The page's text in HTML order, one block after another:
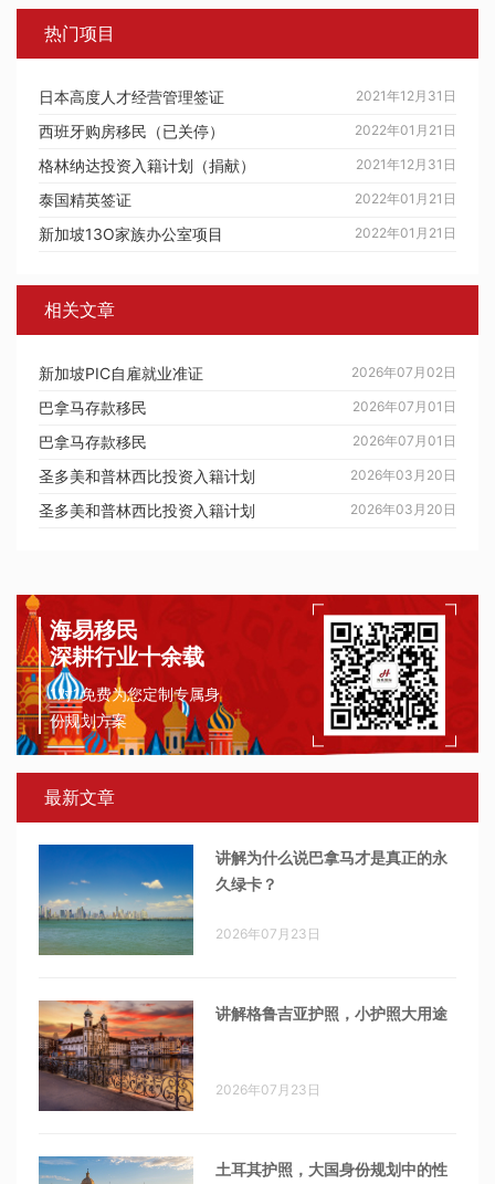
热门项目
2021年12月31日
日本高度人才经营管理签证
2022年01月21日
西班牙购房移民（已关停）
2021年12月31日
格林纳达投资入籍计划（捐献）
2022年01月21日
泰国精英签证
2022年01月21日
新加坡13O家族办公室项目
相关文章
2026年07月02日
新加坡PIC自雇就业准证
2026年07月01日
巴拿马存款移民
2026年07月01日
巴拿马存款移民
2026年03月20日
圣多美和普林西比投资入籍计划
2026年03月20日
圣多美和普林西比投资入籍计划
海易移民
深耕行业十余载
1对1免费为您定制专属身
份规划方案
最新文章
讲解为什么说巴拿马才是真正的永
久绿卡？
2026年07月23日
讲解格鲁吉亚护照，小护照大用途
2026年07月23日
土耳其护照，大国身份规划中的性